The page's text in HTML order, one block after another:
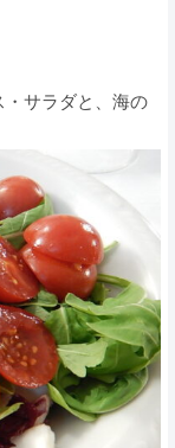
サラダと、海の